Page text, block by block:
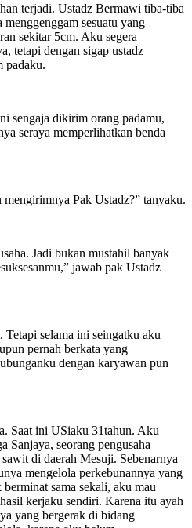
terjadi. Ustadz Bermawi tiba-tiba
sesuatu yang
sekitar 5cm. Aku segera
tetapi dengan sigap ustadz
padaku.
sengaja dikirim orang padamu,
seraya memperlihatkan benda
Pak Ustadz?” tanyaku.
Jadi bukan mustahil banyak
jawab pak Ustadz
selama ini seingatku aku
pernah berkata yang
dengan karyawan pun
Saat ini USiaku 31tahun. Aku
Sanjaya, seorang pengusaha
di daerah Mesuji. Sebenarnya
mengelola perkebunannya yang
sama sekali, aku mau
kerjaku sendiri. Karena itu ayah
yang bergerak di bidang